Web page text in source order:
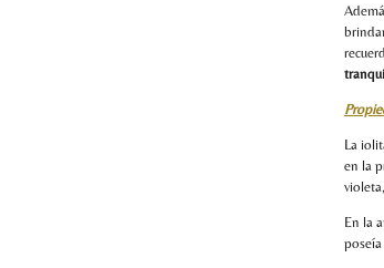
La
en la
En la